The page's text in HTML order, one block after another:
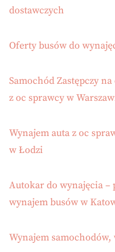
dostawczych
Oferty busów do
Samochód Zastępczy
z oc sprawcy w
Wynajem auta z oc
w Łodzi
Autokar do wynajęcia –
wynajem busów w
Wynajem